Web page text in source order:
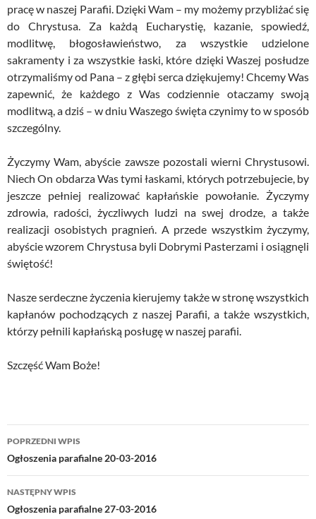
pracę w naszej Parafii. Dzięki Wam – my możemy przybliżać się
do Chrystusa. Za każdą Eucharystię, kazanie, spowiedź,
modlitwę, błogosławieństwo, za wszystkie udzielone
sakramenty i za wszystkie łaski, które dzięki Waszej posłudze
otrzymaliśmy od Pana – z głębi serca dziękujemy! Chcemy Was
zapewnić, że każdego z Was codziennie otaczamy swoją
modlitwą, a dziś – w dniu Waszego święta czynimy to w sposób
szczególny.
Życzymy Wam, abyście zawsze pozostali wierni Chrystusowi.
Niech On obdarza Was tymi łaskami, których potrzebujecie, by
jeszcze pełniej realizować kapłańskie powołanie. Życzymy
zdrowia, radości, życzliwych ludzi na swej drodze, a także
realizacji osobistych pragnień. A przede wszystkim życzymy,
abyście wzorem Chrystusa byli Dobrymi Pasterzami i osiągnęli
świętość!
Nasze serdeczne życzenia kierujemy także w stronę wszystkich
kapłanów pochodzących z naszej Parafii, a także wszystkich,
którzy pełnili kapłańską posługę w naszej parafii.
Szczęść Wam Boże!
Nawigacja
wpisu
POPRZEDNI WPIS
Ogłoszenia parafialne 20-03-2016
NASTĘPNY WPIS
Ogłoszenia parafialne 27-03-2016